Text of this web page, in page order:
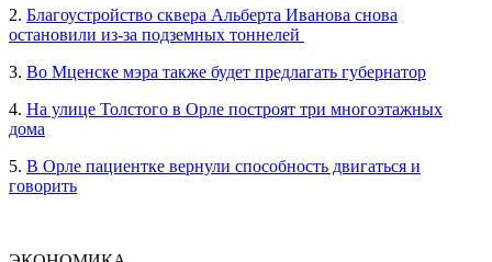
2. Благоустройство сквера Альберта Иванова снова
остановили из-за подземных тоннелей
3. Во Мценске мэра также будет предлагать губернатор
4. На улице Толстого в Орле построят три многоэтажных
дома
5. В Орле пациентке вернули способность двигаться и
говорить